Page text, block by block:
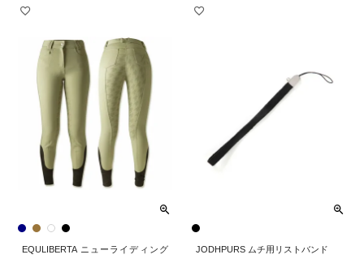
EQULIBERTA ニューライディング
JODHPURS ムチ用リストバンド